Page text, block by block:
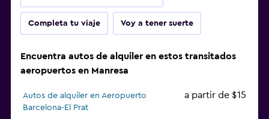
Completa tu viaje Voy a tener suerte
Encuentra autos de alquiler en estos transitados
aeropuertos en Manresa
Autos de alquiler en Aeropuerto
Barcelona-El Prat
a partir de $15